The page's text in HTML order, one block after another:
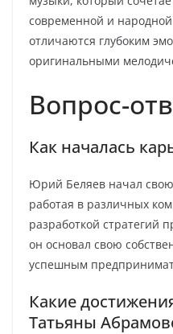
современной и
отличаются глубоким
оригинальными
Вопрос-
Как началась
Юрий Беляев начал
работая в различных
разработкой стратегий
он основал свою
успешным
Какие
Татьяны